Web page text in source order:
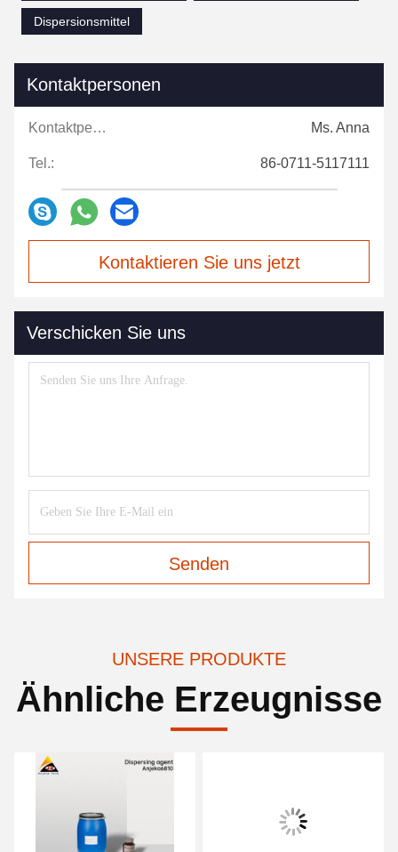
Dispersionsmittel
Kontaktpersonen
Kontaktpersonen: Ms. Anna
Tel.: 86-0711-5117111
Kontaktieren Sie uns jetzt
Verschicken Sie uns
Senden
UNSERE PRODUKTE
Ähnliche Erzeugnisse